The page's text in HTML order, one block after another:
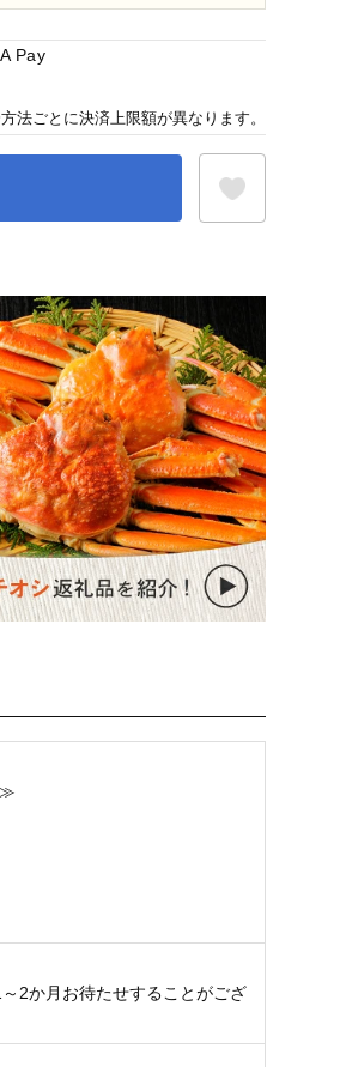
≫
2か月お待たせすることがござ
Pay
法ごとに決済上限額が異なります。